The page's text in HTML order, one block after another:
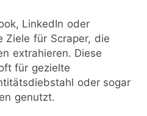
LinkedIn oder
Ziele für Scraper, die
extrahieren. Diese
für gezielte
oder sogar
genutzt.